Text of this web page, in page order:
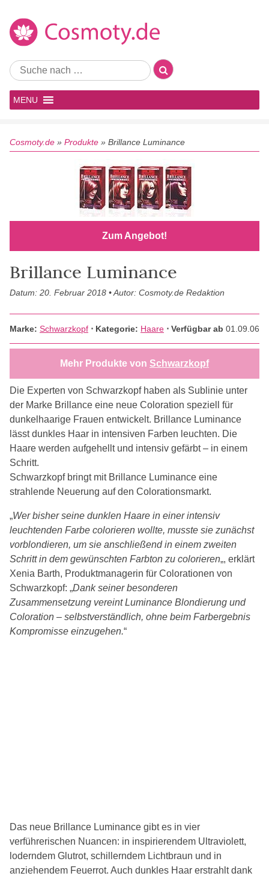
MENU
Cosmoty.de » Produkte » Brillance Luminance
Zum Angebot!
Brillance Luminance
Datum: 20. Februar 2018 • Autor: Cosmoty.de Redaktion
Marke: Schwarzkopf ⋅ Kategorie: Haare ⋅ Verfügbar ab 01.09.06
Mehr Produkte von Schwarzkopf
Die Experten von Schwarzkopf haben als Sublinie unter
der Marke Brillance eine neue Coloration speziell für
dunkelhaarige Frauen entwickelt. Brillance Luminance
lässt dunkles Haar in intensiven Farben leuchten. Die
Haare werden aufgehellt und intensiv gefärbt – in einem
Schritt.
Schwarzkopf bringt mit Brillance Luminance eine
strahlende Neuerung auf den Colorationsmarkt.
„Wer bisher seine dunklen Haare in einer intensiv
leuchtenden Farbe colorieren wollte, musste sie zunächst
vorblondieren, um sie anschließend in einem zweiten
Schritt in dem gewünschten Farbton zu colorieren„, erklärt
Xenia Barth, Produktmanagerin für Colorationen von
Schwarzkopf: „Dank seiner besonderen
Zusammensetzung vereint Luminance Blondierung und
Coloration – selbstverständlich, ohne beim Farbergebnis
Kompromisse einzugehen.“
Das neue Brillance Luminance gibt es in vier
verführerischen Nuancen: in inspirierendem Ultraviolett,
loderndem Glutrot, schillerndem Lichtbraun und in
anziehendem Feuerrot. Auch dunkles Haar erstrahlt dank